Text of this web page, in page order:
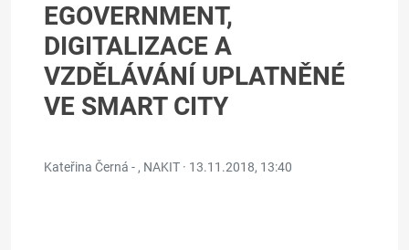
EGOVERNMENT,
DIGITALIZACE A
VZDĚLÁVÁNÍ UPLATNĚNÉ
VE SMART CITY
Kateřina Černá - , NAKIT · 13.11.2018, 13:40